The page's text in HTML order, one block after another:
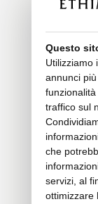
Questo
Utilizziamo
annunci
traffico sul
che
servizi, al
ottimizzare